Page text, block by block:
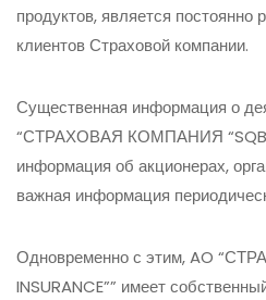
продуктов, является постоянно
клиентов Страховой компании.
Существенная информация о
“СТРАХОВАЯ КОМПАНИЯ “SQB
информация об акционерах,
важная информация
Одновременно с этим, AO
INSURANCE”” имеет